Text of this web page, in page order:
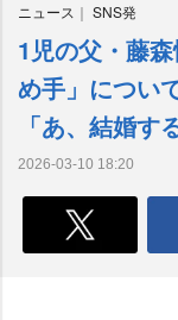
ニュース SNS発
1児の父・藤
め手」につい
「あ、結婚す
2026-03-10 18:20